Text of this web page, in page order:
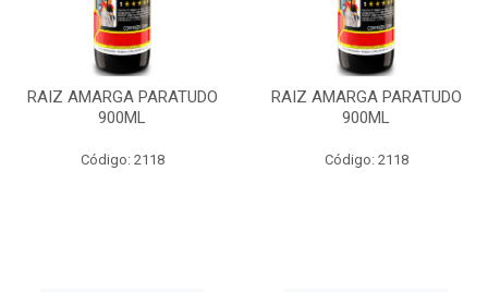
RAIZ AMARGA PARATUDO
900ML
Código: 2118
RAIZ AMARGA PARATUDO
900ML
Código: 2118